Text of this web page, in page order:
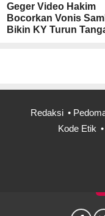
Geger Video Hakim
Bocorkan Vonis
Bikin KY Turun
Redaksi
Kode Etik